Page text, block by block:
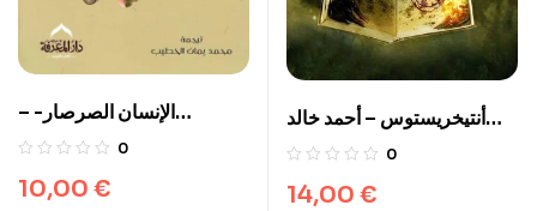
– الإنسان الصرصار-
دوستويفسكي0
10,00 €
أنتيخريستوس – أحمد خالد
مصطفى
0
14,00 €